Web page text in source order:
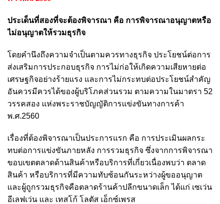
ประเด็นที่สองที่จะต้องพิจารณา คือ การพิจารณาอนุญาตหรือ
ไม่อนุญาตให้รวมธุรกิจ
โดยคำนึงถึงความจำเป็นตามควรทางธุรกิจ ประโยชน์ต่อการ
ส่งเสริมการประกอบธุรกิจ การไม่ก่อให้เกิดความเสียหายต่อ
เศรษฐกิจอย่างร้ายแรง และการไม่กระทบต่อประโยชน์สำคัญ
อันควรมีควรได้ของผู้บริโภคส่วนรวม ตามความในมาตรา 52
วรรคสอง แห่งพระราชบัญญัติการแข่งขันทางการค้า
พ.ศ.2560
เรื่องที่ต้องพิจารณาเป็นประการแรก คือ การประเมินผลกระ
ทบต่อการแข่งขันภายหลัง การรวมธุรกิจ ซึ่งจากการพิจารณา
ขอบเขตตลาดด้านสินค้าหรือบริการที่เกี่ยวเนื่องพบว่า ตลาด
สินค้า หรือบริการที่มีความทับซ้อนกันระหว่างผู้ขออนุญาต
และผู้ถูกรวมธุรกิจคือตลาดร้านค้าปลีกขนาดเล็ก ได้แก่ เซเว่น
อีเลฟเว่น และ เทสโก้ โลตัส เอ็กซ์เพรส